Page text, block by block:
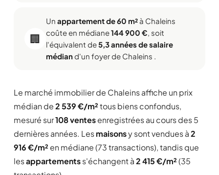
🏢
Un appartement de 60 m² à Chaleins
coûte en médiane144 900 €, soit
l'équivalent de5,3 années de salaire
médiand'un foyer de Chaleins .
Le marché immobilier de Chaleins affiche un prix
médian de2 539 €/m²tous biens confondus,
mesuré sur108 ventesenregistrées au cours des 5
dernières années. Lesmaisonsy sont vendues à2
916 €/m² en médiane (73 transactions), tandis que
lesappartementss'échangent à2 415 €/m²(35